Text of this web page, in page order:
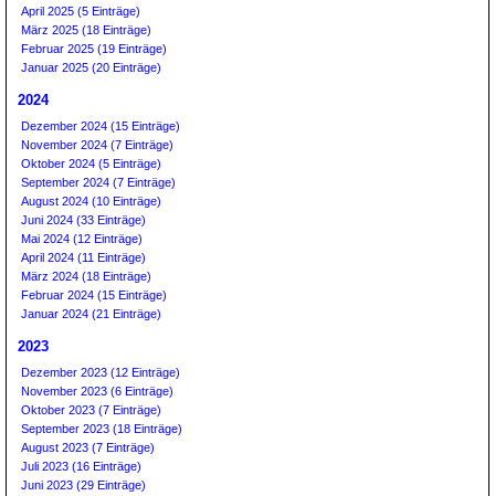
April 2025 (5 Einträge)
März 2025 (18 Einträge)
Februar 2025 (19 Einträge)
Januar 2025 (20 Einträge)
2024
Dezember 2024 (15 Einträge)
November 2024 (7 Einträge)
Oktober 2024 (5 Einträge)
September 2024 (7 Einträge)
August 2024 (10 Einträge)
Juni 2024 (33 Einträge)
Mai 2024 (12 Einträge)
April 2024 (11 Einträge)
März 2024 (18 Einträge)
Februar 2024 (15 Einträge)
Januar 2024 (21 Einträge)
2023
Dezember 2023 (12 Einträge)
November 2023 (6 Einträge)
Oktober 2023 (7 Einträge)
September 2023 (18 Einträge)
August 2023 (7 Einträge)
Juli 2023 (16 Einträge)
Juni 2023 (29 Einträge)